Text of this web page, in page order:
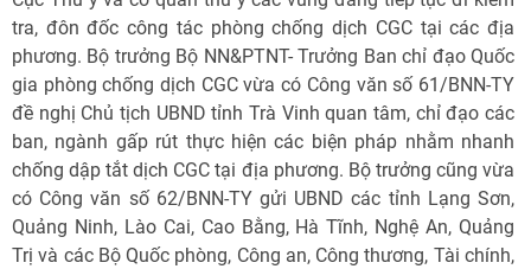
tra, đôn đốc công tác phòng chống dịch CGC tại các địa
phương. Bộ trưởng Bộ NN&PTNT- Trưởng Ban chỉ đạo Quốc
gia phòng chống dịch CGC vừa có Công văn số 61/BNN-TY
đề nghị Chủ tịch UBND tỉnh Trà Vinh quan tâm, chỉ đạo các
ban, ngành gấp rút thực hiện các biện pháp nhằm nhanh
chống dập tắt dịch CGC tại địa phương. Bộ trưởng cũng vừa
có Công văn số 62/BNN-TY gửi UBND các tỉnh Lạng Sơn,
Quảng Ninh, Lào Cai, Cao Bằng, Hà Tĩnh, Nghệ An, Quảng
Trị và các Bộ Quốc phòng, Công an, Công thương, Tài chính,